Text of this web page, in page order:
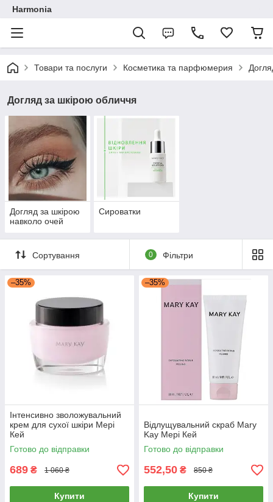
Harmonia
Товари та послуги Косметика та парфюмерия
Догляд за шкірою обличчя
Догляд за шкірою
навколо очей
Сироватки
Сортування 0 Фільтри
–35%
Інтенсивно зволожувальний
крем для сухої шкіри Мері
Кей
Готово до відправки
689 ₴ 1 060 ₴
Купити
–35%
Відлущувальний скраб Mary
Kay Мері Кей
Готово до відправки
552,50 ₴ 850 ₴
Купити